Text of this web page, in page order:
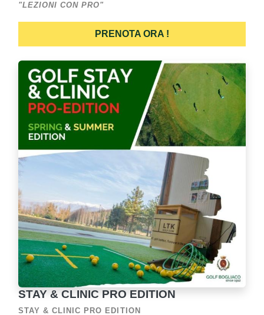
"LEZIONI CON PRO"
PRENOTA ORA !
STAY & CLINIC PRO EDITION
STAY & CLINIC PRO EDITION